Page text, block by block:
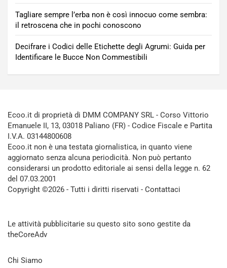
Tagliare sempre l’erba non è così innocuo come sembra:
il retroscena che in pochi conoscono
Decifrare i Codici delle Etichette degli Agrumi: Guida per
Identificare le Bucce Non Commestibili
Ecoo.it di proprietà di DMM COMPANY SRL - Corso Vittorio
Emanuele II, 13, 03018 Paliano (FR) - Codice Fiscale e Partita
I.V.A. 03144800608
Ecoo.it non è una testata giornalistica, in quanto viene
aggiornato senza alcuna periodicità. Non può pertanto
considerarsi un prodotto editoriale ai sensi della legge n. 62
del 07.03.2001
Copyright ©2026 - Tutti i diritti riservati - Contattaci
Le attività pubblicitarie su questo sito sono gestite da
theCoreAdv
Chi Siamo